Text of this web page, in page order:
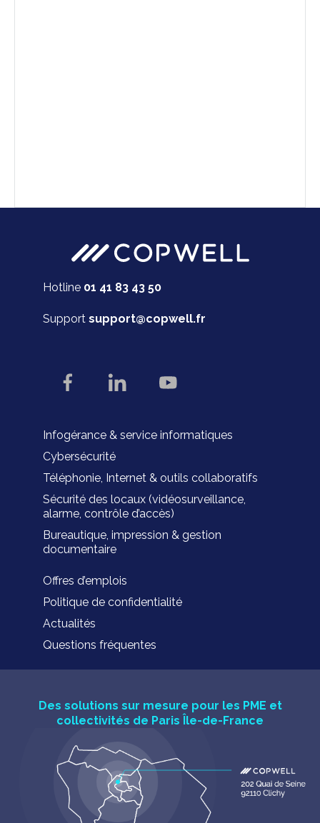
Hotline 01 41 83 43 50
Support support@copwell.fr
Infogérance & service informatiques
Cybersécurité
Téléphonie, Internet & outils collaboratifs
Sécurité des locaux (vidéosurveillance,
alarme, contrôle d’accès)
Bureautique, impression & gestion
documentaire
Offres d’emplois
Politique de confidentialité
Actualités
Questions fréquentes
Des solutions sur mesure pour les PME et
collectivités de Paris Île-de-France